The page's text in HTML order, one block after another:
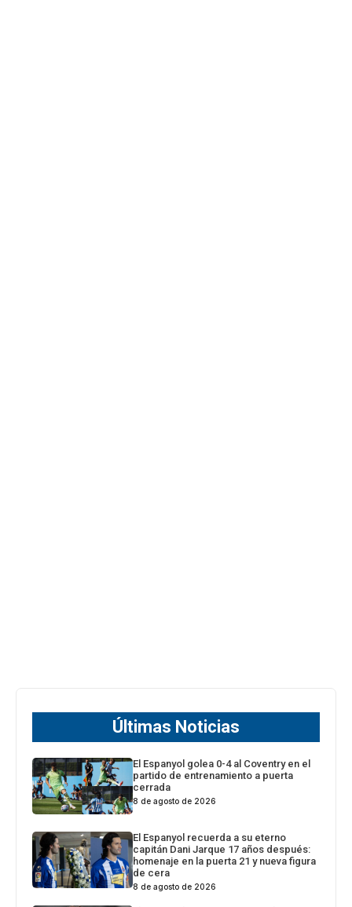
Últimas Noticias
El Espanyol golea 0-4 al Coventry en el
partido de entrenamiento a puerta
cerrada
8 de agosto de 2026
El Espanyol recuerda a su eterno
capitán Dani Jarque 17 años después:
homenaje en la puerta 21 y nueva figura
de cera
8 de agosto de 2026